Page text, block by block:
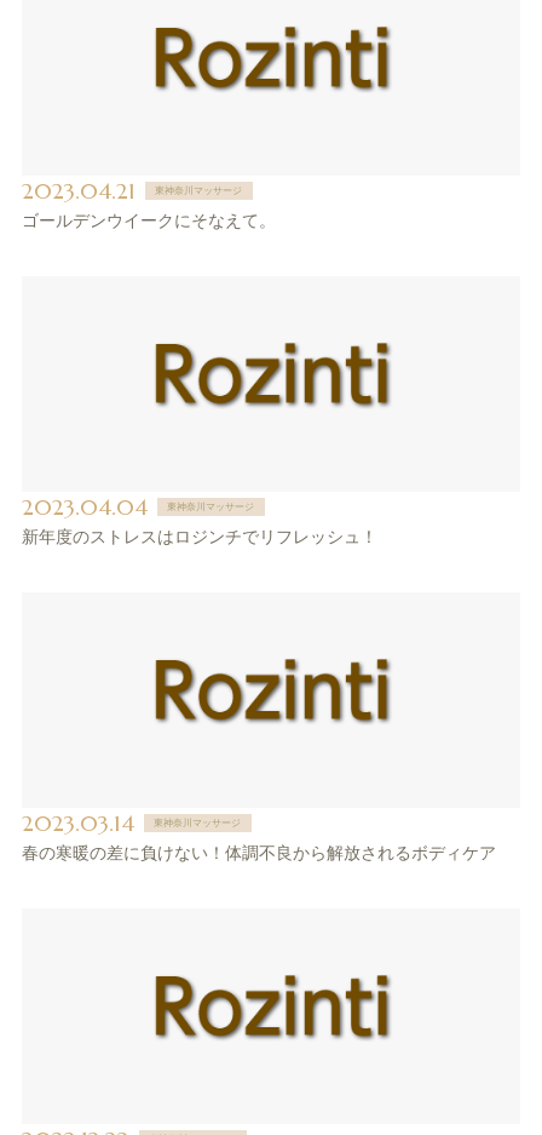
2023.04.21 東神奈川マッサージ
ゴールデンウイークにそなえて。
2023.04.04 東神奈川マッサージ
新年度のストレスはロジンチでリフレッシュ！
2023.03.14 東神奈川マッサージ
春の寒暖の差に負けない！体調不良から解放されるボディケア